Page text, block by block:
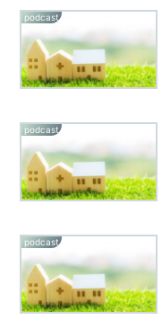
podcast
podcast
podcast